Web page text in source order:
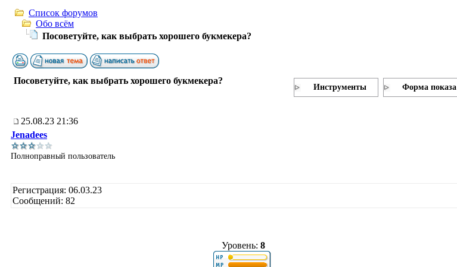
Список форумов
Обо всём
Посоветуйте, как выбрать хорошего букмекера?
Посоветуйте, как выбрать хорошего букмекера?
Инструменты Форма показа
25.08.23 21:36
Jenadees
Полноправный пользователь
Регистрация: 06.03.23
Сообщений: 82
Уровень: 8